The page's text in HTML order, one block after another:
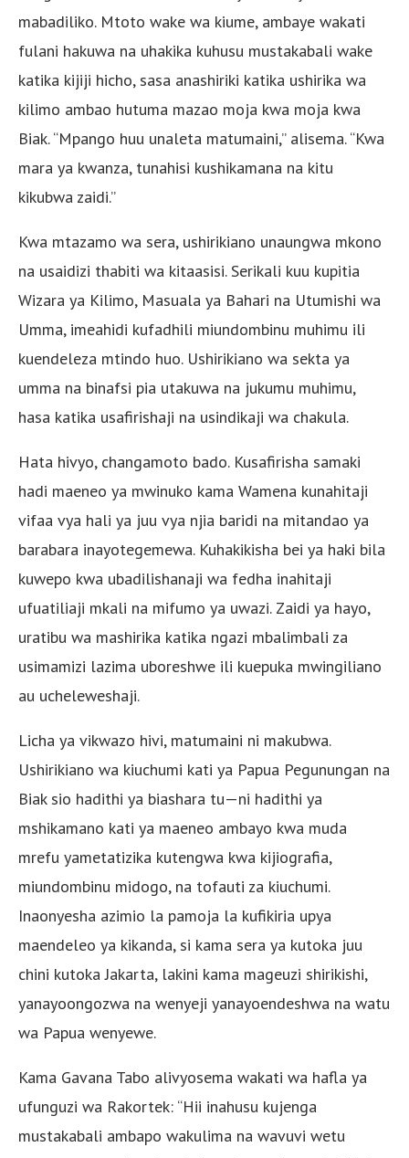
mabadiliko. Mtoto wake wa kiume, ambaye wakati
fulani hakuwa na uhakika kuhusu mustakabali wake
katika kijiji hicho, sasa anashiriki katika ushirika wa
kilimo ambao hutuma mazao moja kwa moja kwa
Biak. “Mpango huu unaleta matumaini,” alisema. “Kwa
mara ya kwanza, tunahisi kushikamana na kitu
kikubwa zaidi.”
Kwa mtazamo wa sera, ushirikiano unaungwa mkono
na usaidizi thabiti wa kitaasisi. Serikali kuu kupitia
Wizara ya Kilimo, Masuala ya Bahari na Utumishi wa
Umma, imeahidi kufadhili miundombinu muhimu ili
kuendeleza mtindo huo. Ushirikiano wa sekta ya
umma na binafsi pia utakuwa na jukumu muhimu,
hasa katika usafirishaji na usindikaji wa chakula.
Hata hivyo, changamoto bado. Kusafirisha samaki
hadi maeneo ya mwinuko kama Wamena kunahitaji
vifaa vya hali ya juu vya njia baridi na mitandao ya
barabara inayotegemewa. Kuhakikisha bei ya haki bila
kuwepo kwa ubadilishanaji wa fedha inahitaji
ufuatiliaji mkali na mifumo ya uwazi. Zaidi ya hayo,
uratibu wa mashirika katika ngazi mbalimbali za
usimamizi lazima uboreshwe ili kuepuka mwingiliano
au ucheleweshaji.
Licha ya vikwazo hivi, matumaini ni makubwa.
Ushirikiano wa kiuchumi kati ya Papua Pegunungan na
Biak sio hadithi ya biashara tu—ni hadithi ya
mshikamano kati ya maeneo ambayo kwa muda
mrefu yametatizika kutengwa kwa kijiografia,
miundombinu midogo, na tofauti za kiuchumi.
Inaonyesha azimio la pamoja la kufikiria upya
maendeleo ya kikanda, si kama sera ya kutoka juu
chini kutoka Jakarta, lakini kama mageuzi shirikishi,
yanayoongozwa na wenyeji yanayoendeshwa na watu
wa Papua wenyewe.
Kama Gavana Tabo alivyosema wakati wa hafla ya
ufunguzi wa Rakortek: “Hii inahusu kujenga
mustakabali ambapo wakulima na wavuvi wetu